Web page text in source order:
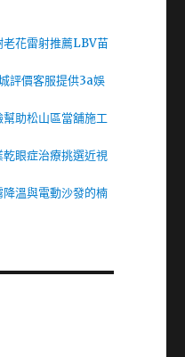
老花雷射推薦LBV苗
評價客服提供3a娛
助松山區當舖施工
眼症治療挑選近視
溫與電動沙發的楠